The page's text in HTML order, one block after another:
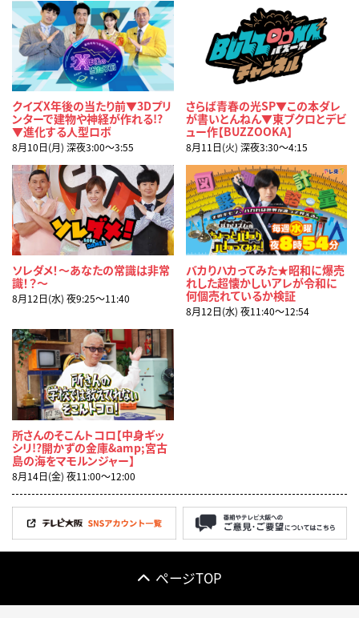
クイズX年後の当たり前▼3Dプリ
ンターで建物や神経が作れる!?
▼進化する人型ロボ
8月10日(月) 深夜3:00〜3:55
さらば青春の光SP▼この本ダレ
が書いとんねん▼東ブクロとデビ
ュー作【BUZZOOKA】
8月11日(火) 深夜3:30〜4:15
ソレダメ！～あなたの常識は非常
識！？～
8月12日(水) 夜9:25〜11:40
バカりハカってみた★昭和に爆売
れした超懐かしいアレが令和に
何個売れているか検証
8月12日(水) 夜11:40〜12:54
所さんのそこんトコロ【中身ギッ
シリ!?開かずの金庫&amp;宮古
島の海をマモルンジャー】
8月14日(金) 夜11:00〜12:00
ページTOP